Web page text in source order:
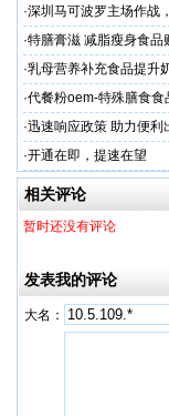
业
·深圳马可波罗主场作战
·特膳膏滋 减脂瘦身食品
务商
·乳母营养补充食品提升
工
·代餐粉oem-特殊膳食食
·迅速响应政策 助力便利
·开通在即，提速在望
相关评论
暂时还没有评论
发表我的评论
大名：